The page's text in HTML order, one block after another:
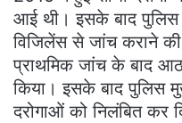
आई थी। इसके बाद
विजिलेंस से जांच कराने
प्राथमिक जांच के बाद
किया। इसके बाद पुलिस
दरोगाओं को निलंबित कर